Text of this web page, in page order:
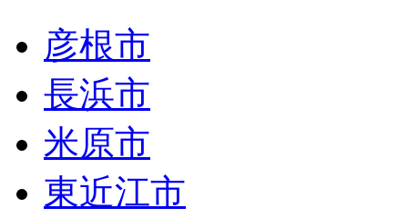
彦根市
長浜市
米原市
東近江市